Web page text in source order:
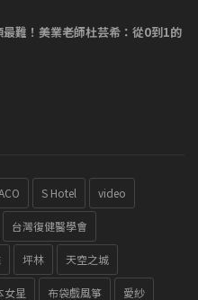
難！美業老師杜芸希：從0到1的
S Hotel video
台灣復健醫學會
坪林 天空之城
女星 布袋戲風箏 愛紗